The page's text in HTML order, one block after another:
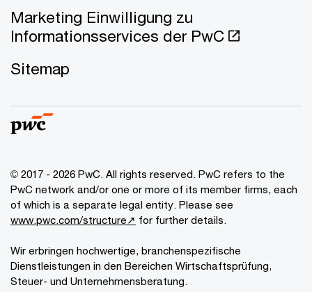
Marketing Einwilligung zu
Informationsservices der PwC
Sitemap
© 2017 - 2026 PwC. All rights reserved. PwC refers to the
PwC network and/or one or more of its member firms, each
of which is a separate legal entity. Please see
www.pwc.com/structure↗ for further details.
Wir erbringen hochwertige, branchenspezifische
Dienstleistungen in den Bereichen Wirtschaftsprüfung,
Steuer- und Unternehmensberatung.